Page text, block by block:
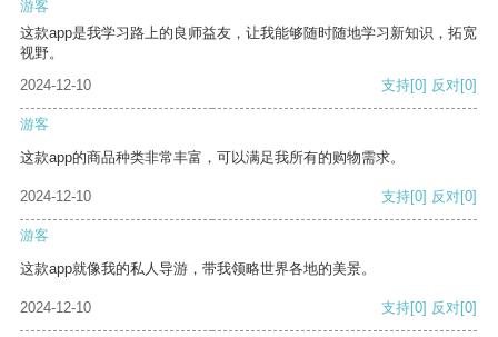
游客
这款app是我学习路上的良师益友，让我能够随时随地学习新知识，拓宽
视野。
2024-12-10
支持[0] 反对[0]
游客
这款app的商品种类非常丰富，可以满足我所有的购物需求。
2024-12-10 支持[0] 反对[0]
游客
这款app就像我的私人导游，带我领略世界各地的美景。
2024-12-10 支持[0] 反对[0]